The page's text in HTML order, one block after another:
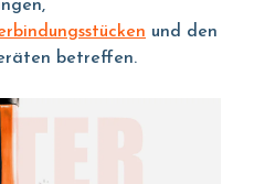
und den
betreffen.